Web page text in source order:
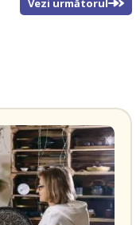
Vezi următorul